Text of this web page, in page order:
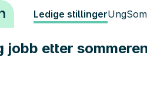
Ledige stillingerUng
jobb etter